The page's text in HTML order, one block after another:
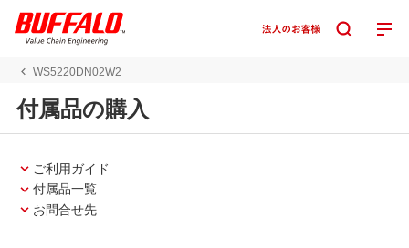
WS5220DN02W2
付属品の購入
ご利用ガイド
付属品一覧
お問合せ先